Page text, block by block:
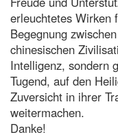
erleuchtetes Wirken
Begegnung
chinesischen
Intelligenz, sondern
Tugend, auf den
Zuversicht in ihrer
weitermachen.
Danke!